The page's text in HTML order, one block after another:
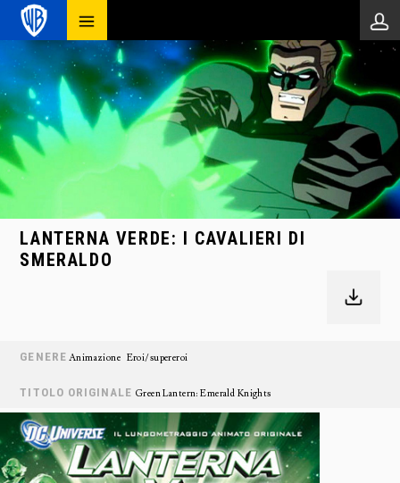
LANTERNA VERDE: I CAVALIERI DI
SMERALDO
GENERE Animazione Eroi/supereroi
TITOLO ORIGINALE Green Lantern: Emerald Knights